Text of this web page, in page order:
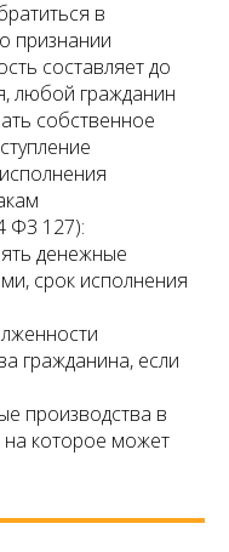
в
признании
составляет до
любой гражданин
собственное
ФЗ 127):
денежные
срок исполнения
гражданина, если
производства в
на которое может